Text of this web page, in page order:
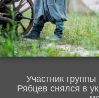
Участник
Рябцев снялся в